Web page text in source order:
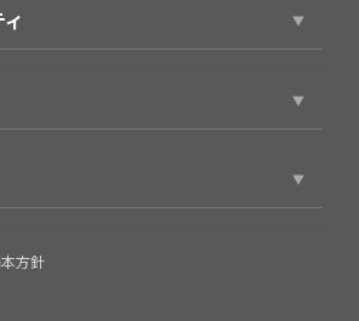
パス
様へ
ト
納・督促状に関するお問い合わせ
方針